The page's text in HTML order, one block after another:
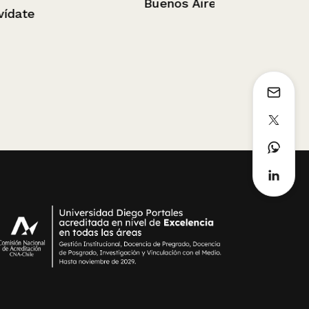
Buenos Aires